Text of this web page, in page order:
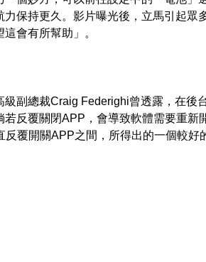
保持更久。影片曝光後，立馬引起
會有所幫助」。
級副總裁Craig Federighi曾透露，在後
若反覆關閉APP，會導致軟體需要重
覆開關APP之間，所得出的一個較好